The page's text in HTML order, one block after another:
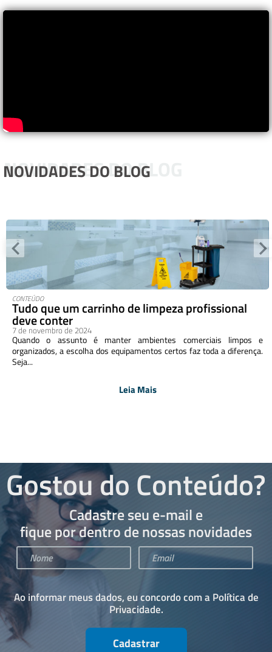
NOVIDADES DO BLOG
NOVIDADES DO BLOG
CONTEÚDO
Tudo que um carrinho de limpeza profissional
deve conter
7 de novembro de 2024
Quando o assunto é manter ambientes comerciais limpos e
organizados, a escolha dos equipamentos certos faz toda a diferença.
Seja...
Leia Mais
Gostou do Conteúdo?
Cadastre seu e-mail e
fique por dentro de nossas novidades
Ao informar meus dados, eu concordo com aPolítica de
Privacidade.
Cadastrar